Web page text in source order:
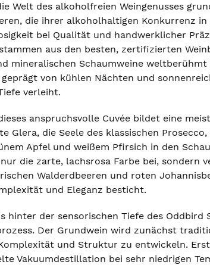
Welt des alkoholfreien Weingenusses
die ihrer alkoholhaltigen Konkurrenz
bei Qualität und handwerklicher
aus den besten, zertifizierten
mineralischen Schaumweine
geprägt von kühlen Nächten und
verleiht.
anspruchsvolle Cuvée bildet eine
Glera, die Seele des klassischen
Apfel und weißem Pfirsich in den
die zarte, lachsrosa Farbe bei, sondern
Walderdbeeren und roten
und Eleganz besticht.
hinter der sensorischen Tiefe des
Der Grundwein wird zunächst
und Struktur zu entwickeln.
Vakuumdestillation bei sehr niedrigen